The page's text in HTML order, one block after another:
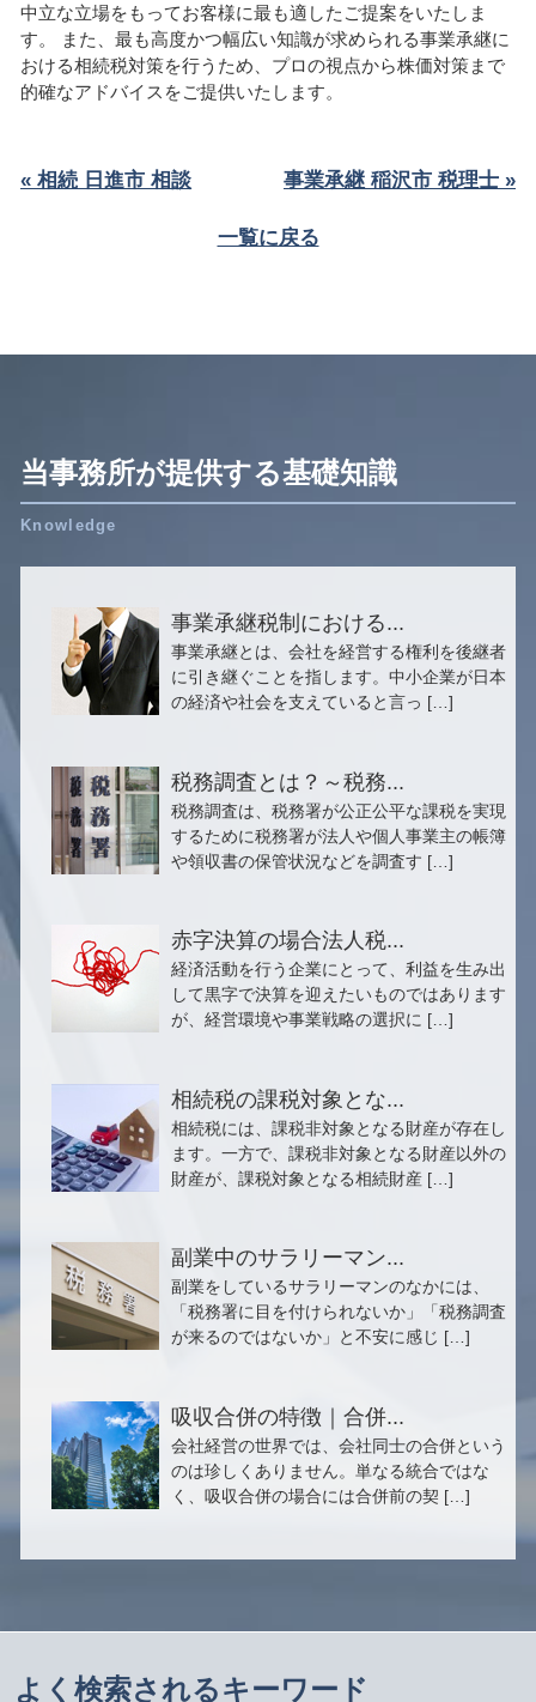
中立な立場をもってお客様に最も適したご提案をいたしま
す。 また、最も高度かつ幅広い知識が求められる事業承継に
おける相続税対策を行うため、プロの視点から株価対策まで
的確なアドバイスをご提供いたします。
« 相続 日進市 相談 事業承継 稲沢市 税理士 »
一覧に戻る
当事務所が提供する基礎知識
事業承継税制における...
事業承継とは、会社を経営する権利を後継者
に引き継ぐことを指します。中小企業が日本
の経済や社会を支えていると言っ […]
税務調査とは？～税務...
税務調査は、税務署が公正公平な課税を実現
するために税務署が法人や個人事業主の帳簿
や領収書の保管状況などを調査す […]
赤字決算の場合法人税...
経済活動を行う企業にとって、利益を生み出
して黒字で決算を迎えたいものではあります
が、経営環境や事業戦略の選択に […]
相続税の課税対象とな...
相続税には、課税非対象となる財産が存在し
ます。一方で、課税非対象となる財産以外の
財産が、課税対象となる相続財産 […]
副業中のサラリーマン...
副業をしているサラリーマンのなかには、
「税務署に目を付けられないか」「税務調査
が来るのではないか」と不安に感じ […]
吸収合併の特徴｜合併...
会社経営の世界では、会社同士の合併という
のは珍しくありません。単なる統合ではな
く、吸収合併の場合には合併前の契 […]
よく検索されるキーワード